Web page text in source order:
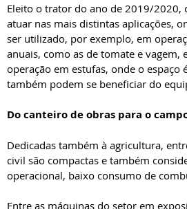
Eleito o trator do ano de 2019/2020,
atuar nas mais distintas aplicações,
ser utilizado, por exemplo, em
anuais, como as de tomate e vagem,
operação em estufas, onde o
também podem se beneficiar do
Do canteiro de obras para o
Dedicadas também à agricultura,
civil são compactas e também
operacional, baixo consumo de
Entre as máquinas do setor em